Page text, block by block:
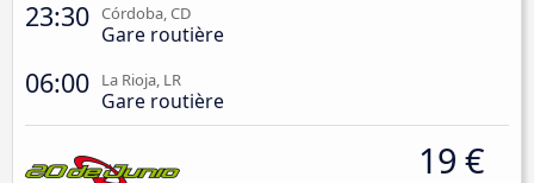
23:30 Córdoba, CD
Gare routière
06:00 La Rioja, LR
Gare routière
19 €